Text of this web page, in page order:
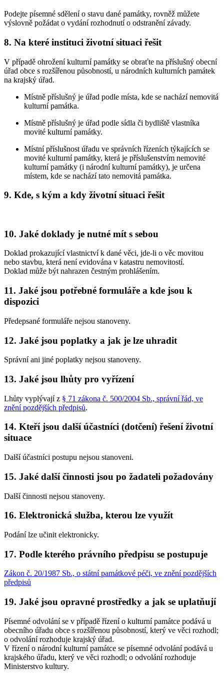
Podejte písemné sdělení o stavu dané památky, rovněž můžete
výslovně požádat o vydání rozhodnutí o odstranění závady.
8. Na které instituci životní situaci řešit
V případě ohrožení kulturní památky se obraťte na příslušný obecní
úřad obce s rozšířenou působností, u národních kulturních památek
na krajský úřad.
Místně příslušný je úřad podle místa, kde se nachází nemovitá
kulturní památka.
Místně příslušný je úřad podle sídla či bydliště vlastníka
movité kulturní památky.
Místní příslušnost úřadu ve správních řízeních týkajících se
movité kulturní památky, která je příslušenstvím nemovité
kulturní památky (i národní kulturní památky), je určena
místem, kde se nachází tato nemovitá památka.
9. Kde, s kým a kdy životní situaci řešit
10. Jaké doklady je nutné mít s sebou
Doklad prokazující vlastnictví k dané věci, jde-li o věc movitou
nebo stavbu, která není evidována v katastru nemovitostí.
Doklad může být nahrazen čestným prohlášením.
11. Jaké jsou potřebné formuláře a kde jsou k
dispozici
Předepsané formuláře nejsou stanoveny.
12. Jaké jsou poplatky a jak je lze uhradit
Správní ani jiné poplatky nejsou stanoveny.
13. Jaké jsou lhůty pro vyřízení
Lhůty vyplývají z § 71 zákona č. 500/2004 Sb., správní řád, ve
znění pozdějších předpisů.
14. Kteří jsou další účastníci (dotčení) řešení životní
situace
Další účastníci postupu nejsou stanoveni.
15. Jaké další činnosti jsou po žadateli požadovány
Další činnosti nejsou stanoveny.
16. Elektronická služba, kterou lze využít
Podání lze učinit elektronicky.
17. Podle kterého právního předpisu se postupuje
Zákon č. 20/1987 Sb., o státní památkové péči, ve znění pozdějších
předpisů
19. Jaké jsou opravné prostředky a jak se uplatňují
Písemné odvolání se v případě řízení o kulturní památce podává u
obecního úřadu obce s rozšířenou působností, který ve věci rozhodl;
o odvolání rozhoduje krajský úřad.
V řízení o národní kulturní památce se písemné odvolání podává u
krajského úřadu, který ve věci rozhodl; o odvolání rozhoduje
Ministerstvo kultury.